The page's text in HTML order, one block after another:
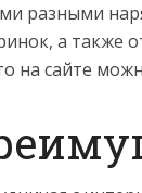
разными
а также
на сайте